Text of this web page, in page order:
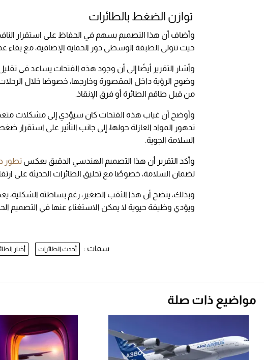
توازن الضغط بالطائرات
وأضاف أن هذا التصميم يسهم في الحفاظ على استقرار
حيث تتولى الطبقة الوسطى دور الحماية الإضافية، مع بقاء
وأشار التقرير أيضًا إلى أن وجود هذه الفتحات يساعد في
وضوح الرؤية داخل المقصورة وخارجها، خصوصًا خلال
من قبل طاقم الطائرة أو فرق الإنقاذ.
وأوضح أن غياب هذه الفتحات كان سيؤدي إلى مشكلات متعددة،
تدهور المواد العازلة حولها، إلى جانب التأثير على
السلامة الجوية.
وأكد التقرير أن هذا التصميم الهندسي الدقيق يعكس تطور
لضمان السلامة، خصوصًا مع تحليق الطائرات الحديثة على
وبذلك، يتضح أن هذا الثقب الصغير، رغم بساطته الشكلية،
ويؤدي وظيفة حيوية لا يمكن الاستغناء عنها في التصميم
سمات : أحدث الطائرات أخبار
مواضيع ذات صلة